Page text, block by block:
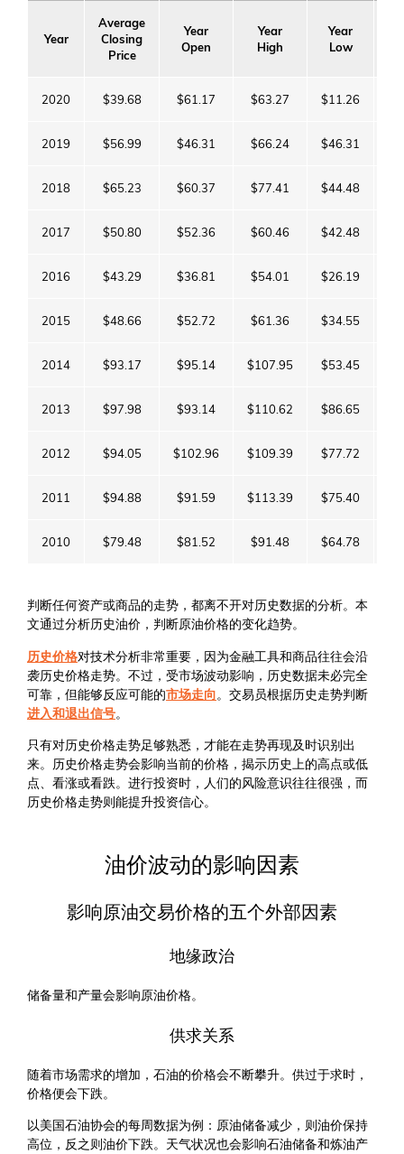
Year
Average
Closing
Price
Year
Open
Year
High
Year
Low
2020 $39.68 $61.17 $63.27 $11.26
2019 $56.99 $46.31 $66.24 $46.31
2018 $65.23 $60.37 $77.41 $44.48
2017 $50.80 $52.36 $60.46 $42.48
2016 $43.29 $36.81 $54.01 $26.19
2015 $48.66 $52.72 $61.36 $34.55
2014 $93.17 $95.14 $107.95 $53.45
2013 $97.98 $93.14 $110.62 $86.65
2012 $94.05 $102.96 $109.39 $77.72
2011 $94.88 $91.59 $113.39 $75.40
2010 $79.48 $81.52 $91.48 $64.78
判断任何资产或商品的走势，都离不开对历史数据的分析。本
文通过分析历史油价，判断原油价格的变化趋势。
历史价格对技术分析非常重要，因为金融工具和商品往往会沿
袭历史价格走势。不过，受市场波动影响，历史数据未必完全
可靠，但能够反应可能的市场走向。交易员根据历史走势判断
进入和退出信号。
只有对历史价格走势足够熟悉，才能在走势再现及时识别出
来。历史价格走势会影响当前的价格，揭示历史上的高点或低
点、看涨或看跌。进行投资时，人们的风险意识往往很强，而
历史价格走势则能提升投资信心。
油价波动的影响因素
影响原油交易价格的五个外部因素
地缘政治
储备量和产量会影响原油价格。
供求关系
随着市场需求的增加，石油的价格会不断攀升。供过于求时，
价格便会下跌。
以美国石油协会的每周数据为例：原油储备减少，则油价保持
高位，反之则油价下跌。天气状况也会影响石油储备和炼油产